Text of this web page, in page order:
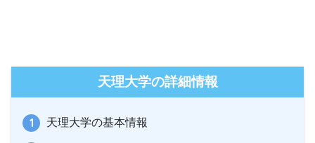
天理大学の詳細情報
天理大学の基本情報